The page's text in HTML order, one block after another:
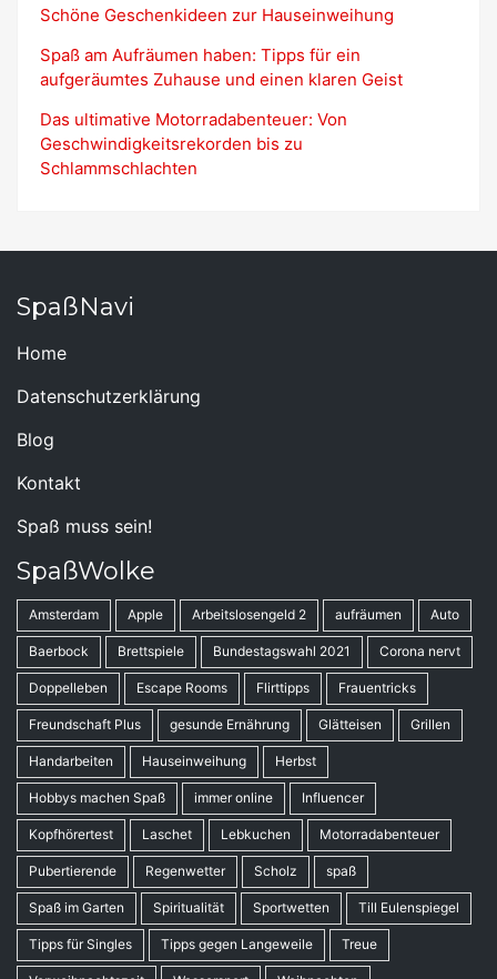
Schöne Geschenkideen zur Hauseinweihung
Spaß am Aufräumen haben: Tipps für ein
aufgeräumtes Zuhause und einen klaren Geist
Das ultimative Motorradabenteuer: Von
Geschwindigkeitsrekorden bis zu
Schlammschlachten
SpaßNavi
Home
Datenschutzerklärung
Blog
Kontakt
Spaß muss sein!
SpaßWolke
Amsterdam Apple Arbeitslosengeld 2 aufräumen Auto
Baerbock Brettspiele Bundestagswahl 2021 Corona nervt
Doppelleben Escape Rooms Flirttipps Frauentricks
Freundschaft Plus gesunde Ernährung Glätteisen Grillen
Handarbeiten Hauseinweihung Herbst
Hobbys machen Spaß immer online Influencer
Kopfhörertest Laschet Lebkuchen Motorradabenteuer
Pubertierende Regenwetter Scholz spaß
Spaß im Garten Spiritualität Sportwetten Till Eulenspiegel
Tipps für Singles Tipps gegen Langeweile Treue